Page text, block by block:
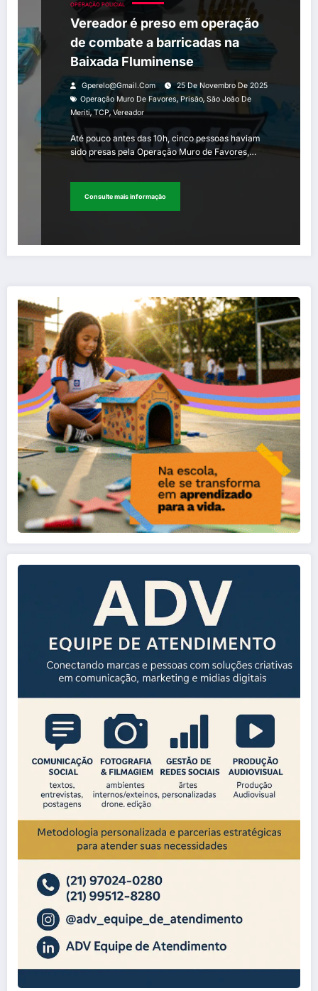
OPERAÇÃO POLICIAL
Vereador é preso em operação
de combate a barricadas na
Baixada Fluminense
Gperelo@gmail.com
25 De Novembro De 2025
Operação Muro De Favores, Prisão, São João De
Meriti,TCP,Vereador
Até pouco antes das 10h, cinco pessoas haviam
sido presas pela Operação Muro de Favores,…
Consulte mais informação